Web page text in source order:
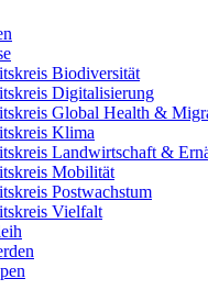
Biodiversität
Digitalisierung
Global Health &
Klima
Landwirtschaft &
Mobilität
Postwachstum
Vielfalt